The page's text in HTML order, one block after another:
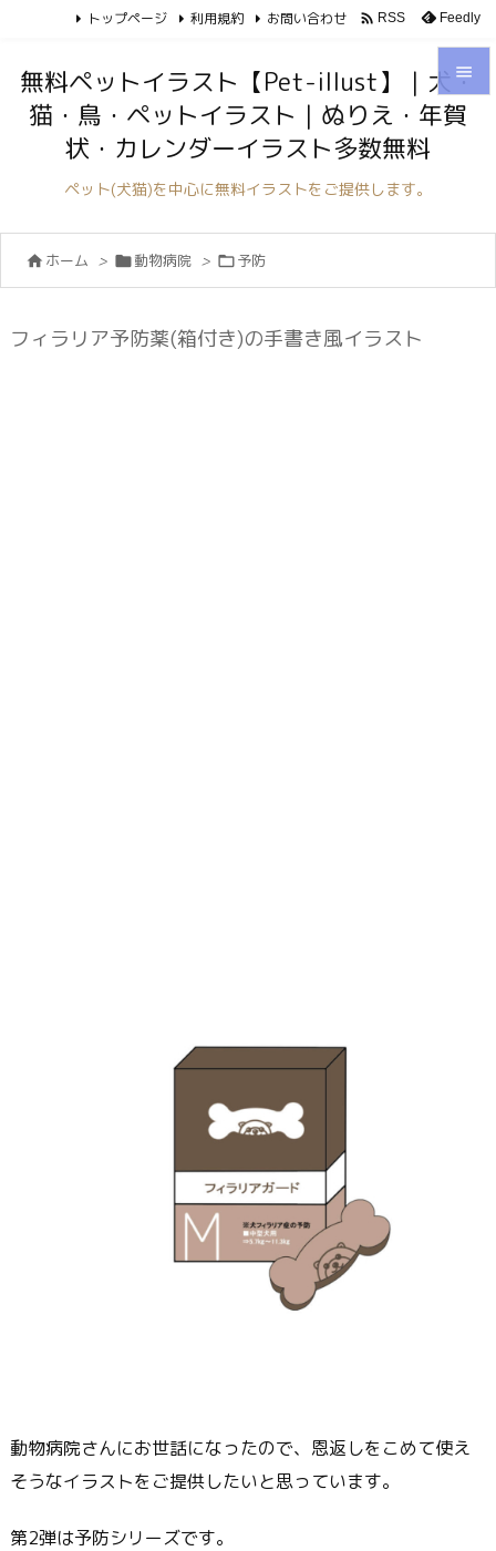



トップページ 利用規約 お問い合わせ  RSS Feedly
無料ペットイラスト【Pet-illust】｜犬・
猫・鳥・ペットイラスト｜ぬりえ・年賀
状・カレンダーイラスト多数無料
ペット(犬猫)を中心に無料イラストをご提供します。
 ホーム > 動物病院 > 予防
フィラリア予防薬(箱付き)の手書き風イラスト
動物病院さんにお世話になったので、恩返しをこめて使え
そうなイラストをご提供したいと思っています。
第2弾は予防シリーズです。